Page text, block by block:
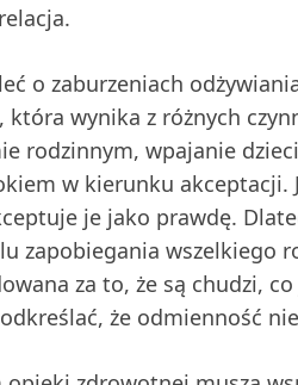
o zaburzeniach
która wynika z różnych
rodzinnym, wpajanie
w kierunku akceptacji.
je jako prawdę.
zapobiegania wszelkiego
za to, że są chudzi,
że odmienność